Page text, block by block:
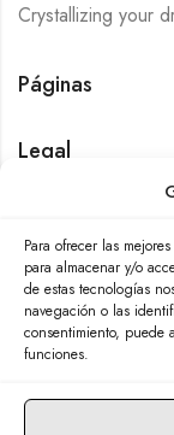
Para ofrecer las
para almacenar y/o
de estas tecnologías
navegación o las
consentimiento, puede
funciones.
Crystallizing your
Páginas
Legal